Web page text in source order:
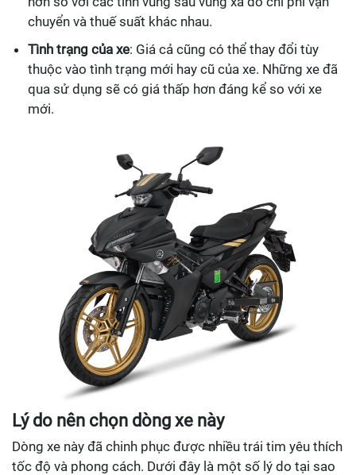
chuyển và thuế suất khác nhau.
Tình trạng của xe: Giá cả cũng có thể thay đổi tùy
thuộc vào tình trạng mới hay cũ của xe. Những xe đã
qua sử dụng sẽ có giá thấp hơn đáng kể so với xe
mới.
Lý do nên chọn dòng xe này
Dòng xe này đã chinh phục được nhiều trái tim yêu thích
tốc độ và phong cách. Dưới đây là một số lý do tại sao